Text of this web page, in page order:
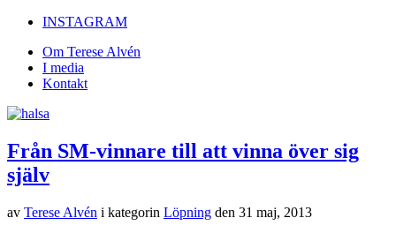
INSTAGRAM
Om Terese Alvén
I media
Kontakt
Från SM-vinnare till att vinna över sig
själv
av Terese Alvén i kategorin Löpning den 31 maj, 2013